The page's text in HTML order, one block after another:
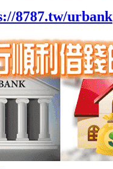
8787.tw/urbank